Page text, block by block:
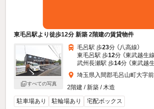
東毛呂駅より徒歩12分 新築 2階建の賃貸物件
すべての写真
毛呂駅 歩23分 （八高線）
東毛呂駅 歩12分 （東武越生線
武州長瀬駅 歩14分 （東武越生
埼玉県入間郡毛呂山町大字
2階建 / 新築 / 木造
駐車場あり
駐輪場あり 宅配ボックス